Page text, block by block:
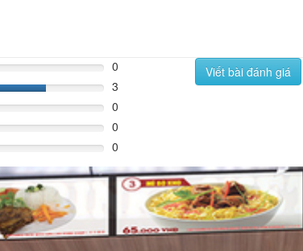
0
60%
3
0
0
0
Viết bài đánh giá